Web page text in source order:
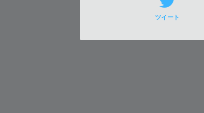
ツイート